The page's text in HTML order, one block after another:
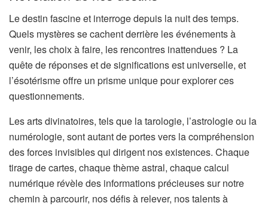
Le destin fascine et interroge depuis la nuit des temps.
Quels mystères se cachent derrière les événements à
venir, les choix à faire, les rencontres inattendues ? La
quête de réponses et de significations est universelle, et
l’ésotérisme offre un prisme unique pour explorer ces
questionnements.
Les arts divinatoires, tels que la tarologie, l’astrologie ou la
numérologie, sont autant de portes vers la compréhension
des forces invisibles qui dirigent nos existences. Chaque
tirage de cartes, chaque thème astral, chaque calcul
numérique révèle des informations précieuses sur notre
chemin à parcourir, nos défis à relever, nos talents à